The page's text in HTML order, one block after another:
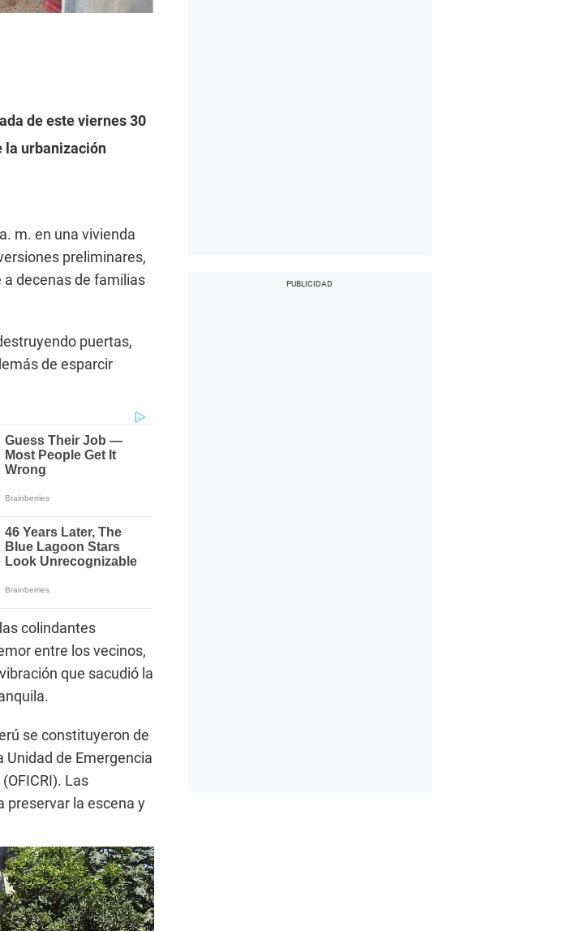
de este viernes 30
la urbanización
m. en una vivienda
preliminares,
decenas de familias
puertas,
de esparcir
colindantes
entre los vecinos,
que sacudió la
se constituyeron de
Unidad de Emergencia
Las
preservar la escena y